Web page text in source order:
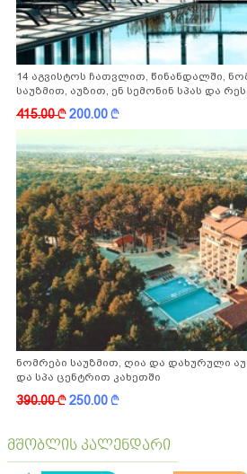
14 აგვისტოს ჩათვლით, წინანდალში,
საუზმით, აუზით, ენ სემონინ სპას და
ფასდაკლებით
415.00k200.00k
ნომრები საუზმით, ღია და დახურული
და სპა ცენტრით კახეთში
390.00k250.00k
მშობლის კალენდარი